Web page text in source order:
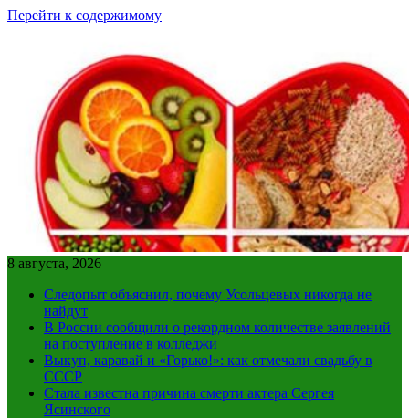
Перейти к содержимому
8 августа, 2026
Следопыт объяснил, почему Усольцевых никогда не
найдут
В России сообщили о рекордном количестве заявлений
на поступление в колледжи
Выкуп, каравай и «Горько!»: как отмечали свадьбу в
СССР
Стала известна причина смерти актера Сергея
Ясинского